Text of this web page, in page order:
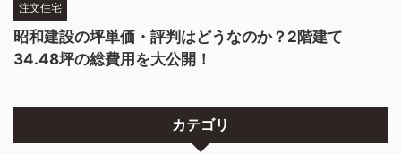
注文住宅
昭和建設の坪単価・評判はどうなのか？2階建て
34.48坪の総費用を大公開！
カテゴリ